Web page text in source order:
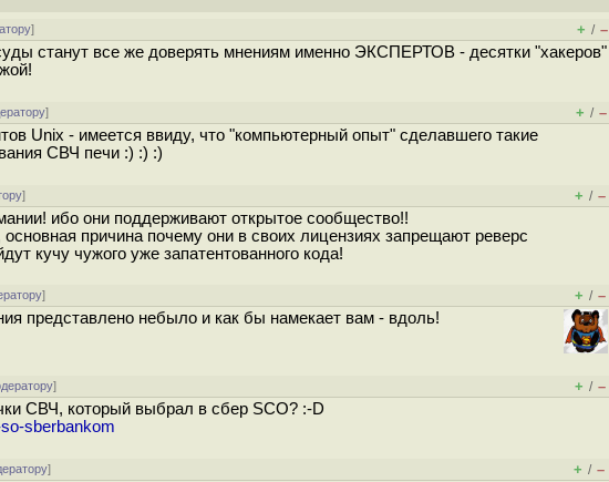
] + / –
станут все же доверять мнениям именно ЭКСПЕРТОВ - десятки "хакеров"
] + / –
Unix - имеется ввиду, что "компьютерный опыт" сделавшего такие
СВЧ печи :) :) :)
] + / –
ибо они поддерживают открытое сообщество!!
причина почему они в своих лицензиях запрещают реверс
кучу чужого уже запатентованного кода!
] + / –
представлено небыло и как бы намекает вам - вдоль!
] + / –
СВЧ, который выбрал в сбер SCO? :-D
sberbankom
] + / –